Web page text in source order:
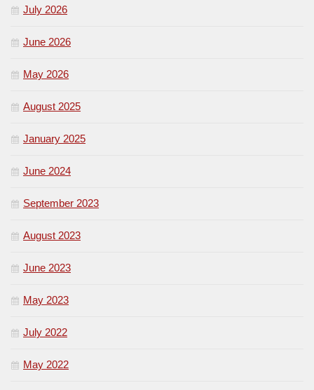
July 2026
June 2026
May 2026
August 2025
January 2025
June 2024
September 2023
August 2023
June 2023
May 2023
July 2022
May 2022